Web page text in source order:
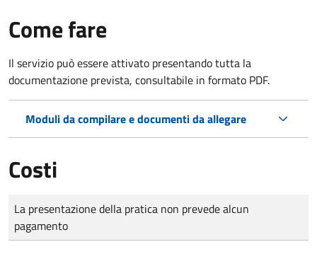
Come fare
Il servizio può essere attivato presentando tutta la
documentazione prevista, consultabile in formato PDF.
Moduli da compilare e documenti da allegare
Costi
Tipo di pagamento
Importo
La presentazione della pratica non prevede alcun
pagamento